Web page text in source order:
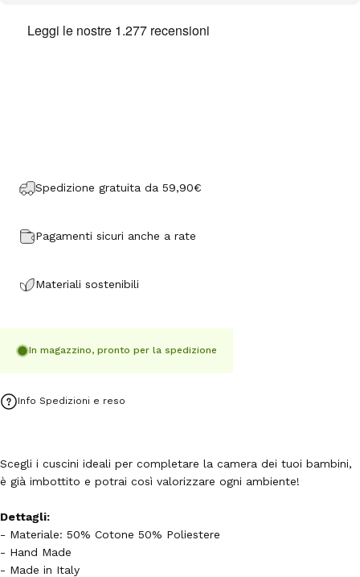
Spedizione gratuita da 59,90€
Pagamenti sicuri anche a rate
Materiali sostenibili
In magazzino, pronto per la spedizione
Info Spedizioni e reso
Scegli i cuscini ideali per completare la camera dei tuoi bambini,
è già imbottito e potrai così valorizzare ogni ambiente!
Dettagli:
- Materiale: 50% Cotone 50% Poliestere
- Hand Made
- Made in Italy